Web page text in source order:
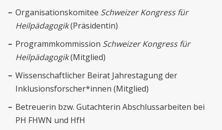
Organisationskomitee Schweizer Kongress für
Heilpädagogik(Präsidentin)
Programmkommission Schweizer Kongress für
Heilpädagogik(Mitglied)
Wissenschaftlicher Beirat Jahrestagung der
Inklusionsforscher*innen (Mitglied)
Betreuerin bzw. Gutachterin Abschlussarbeiten bei
PH FHWN und HfH